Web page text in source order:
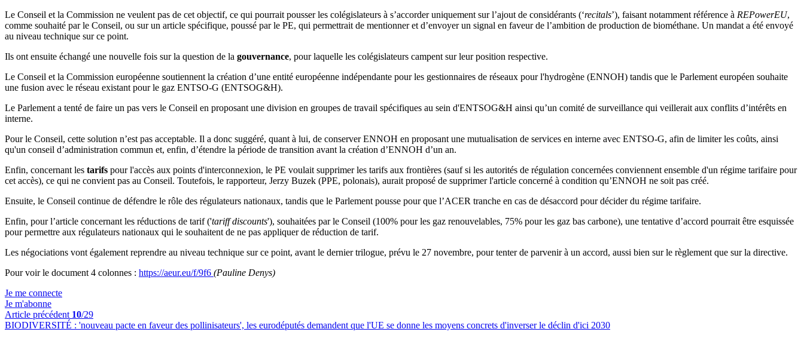
Le Conseil et la Commission ne veulent pas de cet objectif, ce qui pourrait pousser les colégislateurs à s’accorder uniquement sur l’ajout de considérants (‘recitals’), faisant notamment référence à REPowerEU,
comme souhaité par le Conseil, ou sur un article spécifique, poussé par le PE, qui permettrait de mentionner et d’envoyer un signal en faveur de l’ambition de production de biométhane. Un mandat a été envoyé
au niveau technique sur ce point.
Ils ont ensuite échangé une nouvelle fois sur la question de la gouvernance, pour laquelle les colégislateurs campent sur leur position respective.
Le Conseil et la Commission européenne soutiennent la création d’une entité européenne indépendante pour les gestionnaires de réseaux pour l'hydrogène (ENNOH) tandis que le Parlement européen souhaite
une fusion avec le réseau existant pour le gaz ENTSO-G (ENTSOG&H).
Le Parlement a tenté de faire un pas vers le Conseil en proposant une division en groupes de travail spécifiques au sein d'ENTSOG&H ainsi qu’un comité de surveillance qui veillerait aux conflits d’intérêts en
interne.
Pour le Conseil, cette solution n’est pas acceptable. Il a donc suggéré, quant à lui, de conserver ENNOH en proposant une mutualisation de services en interne avec ENTSO-G, afin de limiter les coûts, ainsi
qu'un conseil d’administration commun et, enfin, d’étendre la période de transition avant la création d’ENNOH d’un an.
Enfin, concernant les tarifs pour l'accès aux points d'interconnexion, le PE voulait supprimer les tarifs aux frontières (sauf si les autorités de régulation concernées conviennent ensemble d'un régime tarifaire pour
cet accès), ce qui ne convient pas au Conseil. Toutefois, le rapporteur, Jerzy Buzek (PPE, polonais), aurait proposé de supprimer l'article concerné à condition qu’ENNOH ne soit pas créé.
Ensuite, le Conseil continue de défendre le rôle des régulateurs nationaux, tandis que le Parlement pousse pour que l’ACER tranche en cas de désaccord pour décider du régime tarifaire.
Enfin, pour l’article concernant les réductions de tarif ('tariff discounts'), souhaitées par le Conseil (100% pour les gaz renouvelables, 75% pour les gaz bas carbone), une tentative d’accord pourrait être esquissée
pour permettre aux régulateurs nationaux qui le souhaitent de ne pas appliquer de réduction de tarif.
Les négociations vont également reprendre au niveau technique sur ce point, avant le dernier trilogue, prévu le 27 novembre, pour tenter de parvenir à un accord, aussi bien sur le règlement que sur la directive.
Pour voir le document 4 colonnes : https://aeur.eu/f/9f6 (Pauline Denys)
Je me connecte
Je m'abonne
Article précédent 10/29
BIODIVERSITÉ : 'nouveau pacte en faveur des pollinisateurs', les eurodéputés demandent que l'UE se donne les moyens concrets d'inverser le déclin d'ici 2030